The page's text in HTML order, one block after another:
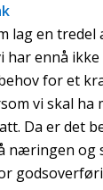
lag en tredel
har ennå
for et
vi skal ha
Da er det
næringen og